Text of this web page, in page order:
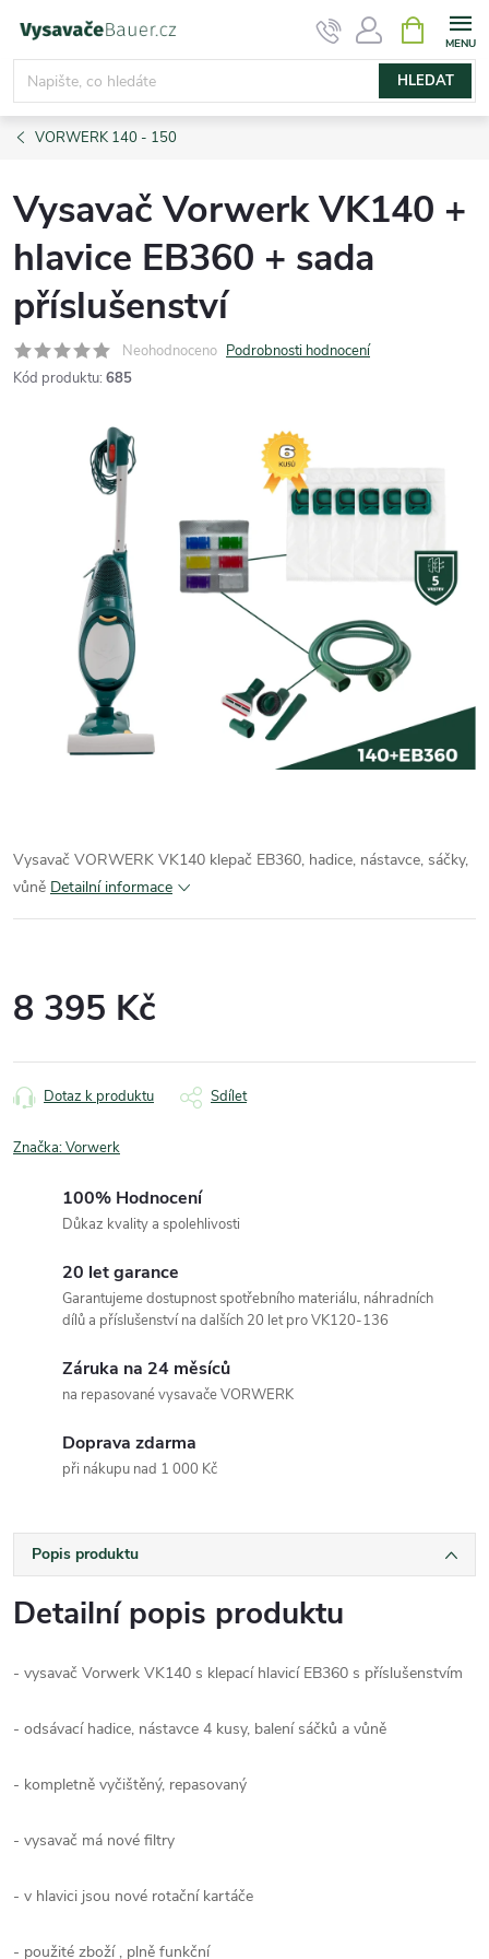
obsah
HLEDAT
NÁKUPNÍ
KOŠÍK
VORWERK 140 - 150
Vysavač Vorwerk VK140 +
hlavice EB360 + sada
příslušenství
Neohodnoceno Podrobnosti hodnocení
Kód produktu: 685
Vysavač VORWERK VK140 klepač EB360, hadice, nástavce, sáčky,
vůně Detailní informace
8 395 Kč
cena:
Dotaz k produktu Sdílet
Značka:Vorwerk
100% Hodnocení
Důkaz kvality a spolehlivosti
20 let garance
Garantujeme dostupnost spotřebního materiálu, náhradních
dílů a příslušenství na dalších 20 let pro VK120-136
Záruka na 24 měsíců
na repasované vysavače VORWERK
Doprava zdarma
při nákupu nad 1 000 Kč
Popis produktu
Detailní popis produktu
- vysavač Vorwerk VK140 s klepací hlavicí EB360 s příslušenstvím
- odsávací hadice, nástavce 4 kusy, balení sáčků a vůně
- kompletně vyčištěný, repasovaný
- vysavač má nové filtry
- v hlavici jsou nové rotační kartáče
- použité zboží , plně funkční